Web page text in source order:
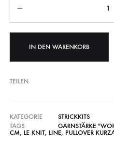
IN DEN WARENKORB
TEILEN
KATEGORIE
STRICKKITS
TAGS
GARNSTÄRKE
CM, LE KNIT, LINE, PULLOVER